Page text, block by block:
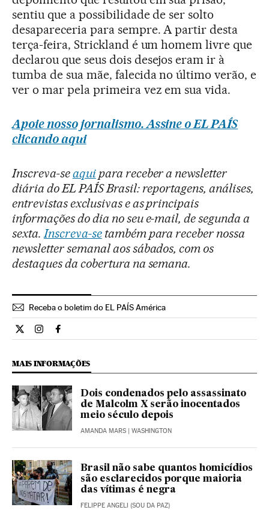
sentiu que a possibilidade de ser solto
desapareceria para sempre. A partir desta
terça-feira, Strickland é um homem livre que
declarou que seus dois desejos eram ir à
tumba de sua mãe, falecida no último verão, e
ver o mar pela primeira vez em sua vida.
Apoie nosso jornalismo. Assine o EL PAÍS
clicando aqui
Inscreva-seaquipara receber a newsletter
diária do EL PAÍS Brasil: reportagens, análises,
entrevistas exclusivas e as principais
informações do dia no seu e-mail, de segunda a
sexta. Inscreva-setambém para receber nossa
newsletter semanal aos sábados, com os
destaques da cobertura na semana.
Receba o boletim do EL PAÍS América
Internacional El País Brasil en Twitter
Internacional El País Brasil en Instagram
Internacional El País Brasil en Facebook
MAIS INFORMAÇÕES
Dois condenados pelo assassinato
de Malcolm X serão inocentados
meio século depois
AMANDA MARS | WASHINGTON
Brasil não sabe quantos homicídios
são esclarecidos porque maioria
das vítimas é negra
FELIPPE ANGELI (SOU DA PAZ)